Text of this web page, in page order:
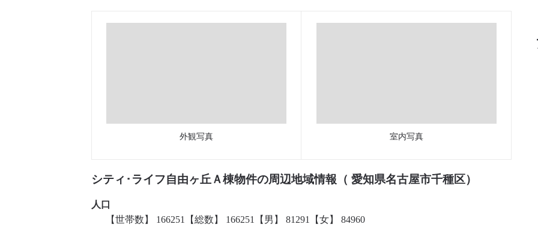
外観写真 室内写真
シティ･ライフ自由ヶ丘Ａ棟物件の周辺地域情報（ 愛知県名古屋市千種区）
人口
【世帯数】 166251【総数】 166251【男】 81291【女】 84960